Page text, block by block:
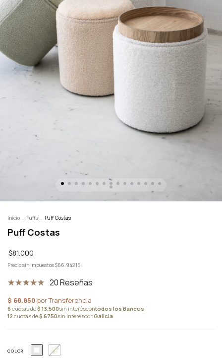
Inicio . Puffs . Puff Costas
Puff Costas
$81.000
Precio sin impuestos$66.942,15
20 Reseñas
COLOR